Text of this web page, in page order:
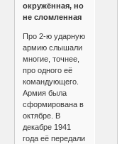
окружённая, но
не сломленная
Про 2-ю ударную
армию слышали
многие, точнее,
про одного её
командующего.
Армия была
сформирована в
октябре. В
декабре 1941
года её передали